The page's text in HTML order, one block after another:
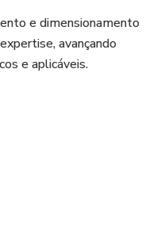
e dimensionamento
avançando
e aplicáveis.